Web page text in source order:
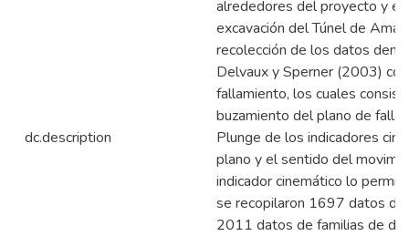
dc.description
alrededores del proyecto y
excavación del Túnel de
recolección de los datos
Delvaux y Sperner (2003)
fallamiento, los cuales
buzamiento del plano de
Plunge de los indicadores
plano y el sentido del
indicador cinemático lo
se recopilaron 1697 datos
2011 datos de familias de